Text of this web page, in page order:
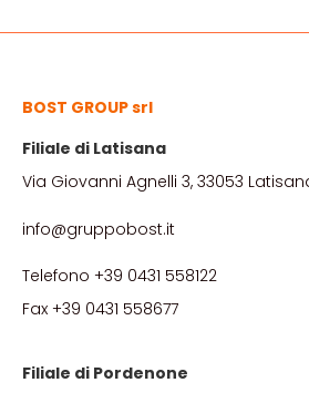
BOST GROUP srl
Filiale di Latisana
Via Giovanni Agnelli 3, 33053
info@gruppobost.it
Telefono +39 0431 558122
Fax +39 0431 558677
Filiale di Pordenone